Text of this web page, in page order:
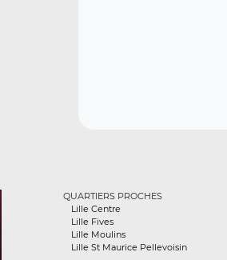
QUARTIERS PROCHES
Lille Centre
Lille Fives
Lille Moulins
Lille St Maurice Pellevoisin